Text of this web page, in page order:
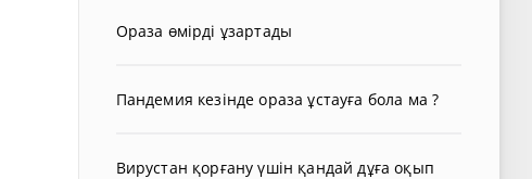
Ораза өмірді ұзартады
Пандемия кезінде ораза ұстауға бола ма ?
Вирустан қорғану үшін қандай дұға оқып